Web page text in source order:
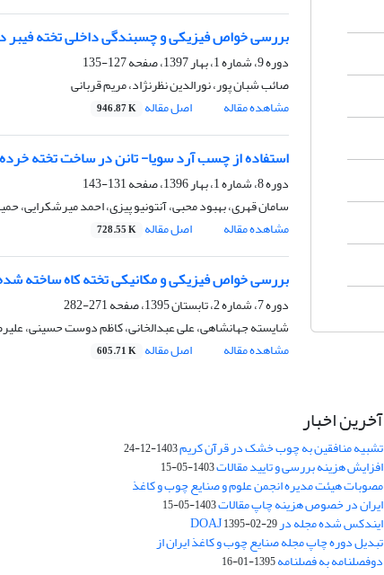
بررسی خواص فیزیکی و چسبندگی داخلی تخته فیبر
دوره 9، شماره 1، بهار 1397، صفحه
127-135
صائب شبان پور، نورالدین نظرنژاد، مریم قربانی
مشاهده مقاله
اصل مقاله 946.87 K
استفاده از چسب آرد سویا- تانن در ساخت تخته
دوره 8، شماره 1، بهار 1396، صفحه
131-143
سامان قهری، بهبود محبی، آنتونیو پیزی، احمد میرشکرایی،
مشاهده مقاله
اصل مقاله 728.55 K
بررسی خواص فیزیکی و مکانیکی تخته کاه ساخته شده
دوره 7، شماره 2، تابستان 1395، صفحه
271-282
شایسته جهانشاهی، علی عبدالخانی، کاظم دوست حسینی،
مشاهده مقاله
اصل مقاله 605.71 K
آخرین اخبار
تشبیه منافقین به چوب خشک در قرآن کریم1403-12-24
افزایش هزینه بررسی و تایید مقالات1403-05-15
مصوبات هیئت مدیره انجمن علوم و صنایع چوب و کاغذ
ایران در خصوص هزینه چاپ مقالات1403-05-15
ایندکس شده مجله در DOAJ1395-02-29
تبدیل دوره چاپ مجله صنایع چوب و کاغذ ایران از
دوفصلنامه به فصلنامه1395-01-16